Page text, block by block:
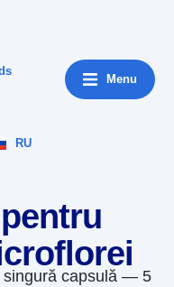
RU
Menu
singură capsulă — 5